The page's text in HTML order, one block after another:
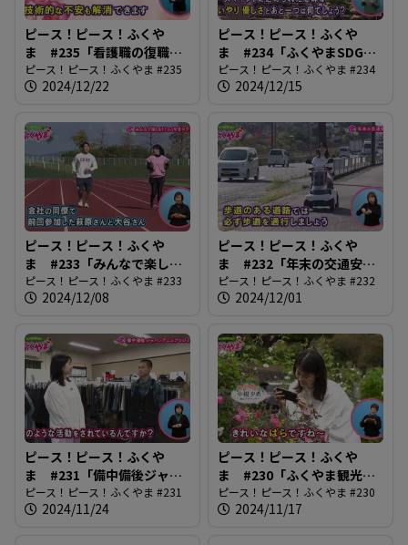
ピース！ピース！ふくや
ま #235「看護職の復職を
応援します」
ピース！ピース！ふくやま #235
2024/12/22
ピース！ピース！ふくや
ま #234「ふくやまSDGs
フェスタ」
ピース！ピース！ふくやま #234
2024/12/15
ピース！ピース！ふくや
ま #233「みんなで楽しも
う！ふくやまマラソン」
ピース！ピース！ふくやま #233
2024/12/08
ピース！ピース！ふくや
ま #232「年末の交通安
全」
ピース！ピース！ふくやま #232
2024/12/01
ピース！ピース！ふくや
ま #231「備中備後ジャパ
ンデニムプロジェクト」
ピース！ピース！ふくやま #231
2024/11/24
ピース！ピース！ふくや
ま #230「ふくやま観光写
真コンテスト」
ピース！ピース！ふくやま #230
2024/11/17